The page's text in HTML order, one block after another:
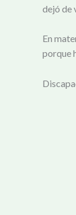
dejó de
En
porque